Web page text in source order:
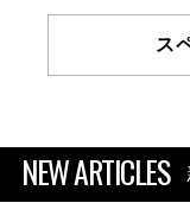
ス
NEW ARTICLES